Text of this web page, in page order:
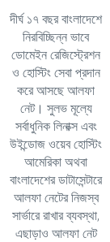
দীর্ঘ ১৭ বছর বাংলাদেশে
নিরবিচ্ছিন্ন ভাবে
ডোমেইন রেজিস্ট্রেশন
ও হোস্টিং সেবা প্রদান
করে আসছে আলফা
নেট। সুলভ মূল্যে
সর্বাধুনিক লিনাক্স এবং
উইন্ডোজ ওয়েব হোস্টিং
আমেরিকা অথবা
বাংলাদেশের ডাটাসেন্টারে
আলফা নেটের নিজস্ব
সার্ভারে রাখার ব্যবস্থা,
এছাড়াও আলফা নেট